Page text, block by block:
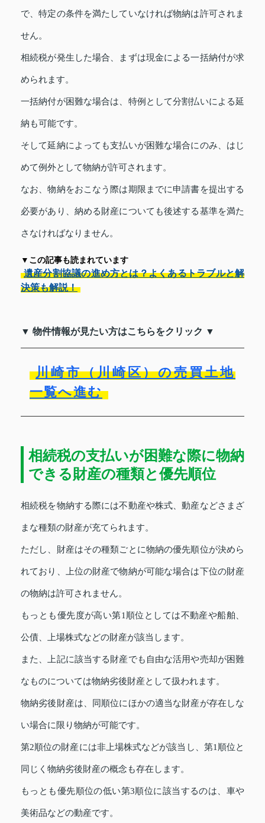
で、特定の条件を満たしていなければ物納は許可されま
せん。
相続税が発生した場合、まずは現金による一括納付が求
められます。
一括納付が困難な場合は、特例として分割払いによる延
納も可能です。
そして延納によっても支払いが困難な場合にのみ、はじ
めて例外として物納が許可されます。
なお、物納をおこなう際は期限までに申請書を提出する
必要があり、納める財産についても後述する基準を満た
さなければなりません。
▼この記事も読まれています
遺産分割協議の進め方とは？よくあるトラブルと解
決策も解説！
▼ 物件情報が見たい方はこちらをクリック ▼
川崎市（川崎区）の売買土地
一覧へ進む
相続税の支払いが困難な際に物納
できる財産の種類と優先順位
相続税を物納する際には不動産や株式、動産などさまざ
まな種類の財産が充てられます。
ただし、財産はその種類ごとに物納の優先順位が決めら
れており、上位の財産で物納が可能な場合は下位の財産
の物納は許可されません。
もっとも優先度が高い第1順位としては不動産や船舶、
公債、上場株式などの財産が該当します。
また、上記に該当する財産でも自由な活用や売却が困難
なものについては物納劣後財産として扱われます。
物納劣後財産は、同順位にほかの適当な財産が存在しな
い場合に限り物納が可能です。
第2順位の財産には非上場株式などが該当し、第1順位と
同じく物納劣後財産の概念も存在します。
もっとも優先順位の低い第3順位に該当するのは、車や
美術品などの動産です。